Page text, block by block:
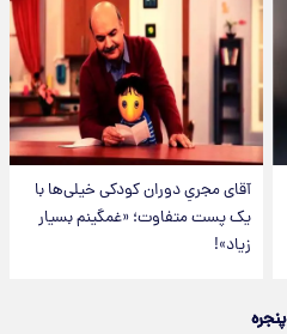
آقای مجریِ دوران کودکی خیلی‌ها با
یک پست متفاوت؛ «غمگینم بسیار
زیاد»!
پنجره